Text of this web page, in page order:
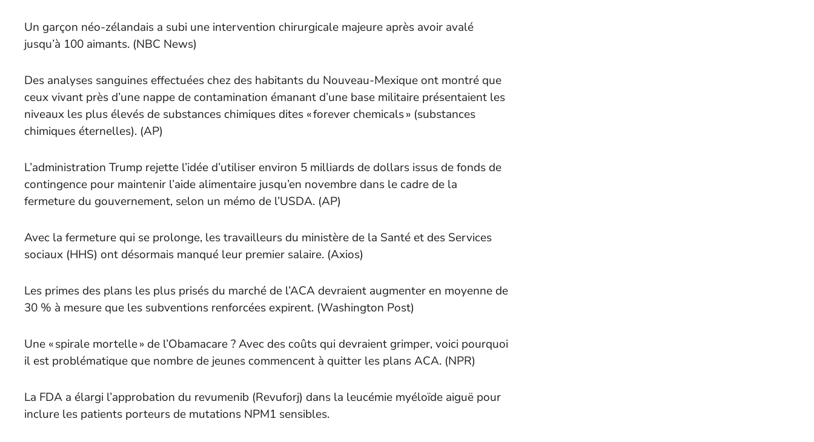
Un garçon néo-zélandais a subi une intervention chirurgicale majeure après avoir avalé
jusqu’à 100 aimants. (NBC News)
Des analyses sanguines effectuées chez des habitants du Nouveau-Mexique ont montré que
ceux vivant près d’une nappe de contamination émanant d’une base militaire présentaient les
niveaux les plus élevés de substances chimiques dites « forever chemicals » (substances
chimiques éternelles). (AP)
L’administration Trump rejette l’idée d’utiliser environ 5 milliards de dollars issus de fonds de
contingence pour maintenir l’aide alimentaire jusqu’en novembre dans le cadre de la
fermeture du gouvernement, selon un mémo de l’USDA. (AP)
Avec la fermeture qui se prolonge, les travailleurs du ministère de la Santé et des Services
sociaux (HHS) ont désormais manqué leur premier salaire. (Axios)
Les primes des plans les plus prisés du marché de l’ACA devraient augmenter en moyenne de
30 % à mesure que les subventions renforcées expirent. (Washington Post)
Une « spirale mortelle » de l’Obamacare ? Avec des coûts qui devraient grimper, voici pourquoi
il est problématique que nombre de jeunes commencent à quitter les plans ACA. (NPR)
La FDA a élargi l’approbation du revumenib (Revuforj) dans la leucémie myéloïde aiguë pour
inclure les patients porteurs de mutations NPM1 sensibles.